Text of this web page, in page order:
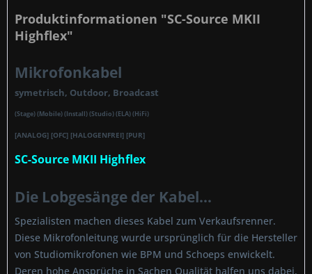
Produktinformationen "SC-Source MKII
Highflex"
Mikrofonkabel
symetrisch, Outdoor, Broadcast
(Stage) (Mobile) (Install) (Studio) (ELA) (HiFi)
[ANALOG] [OFC] [HALOGENFREI] [PUR]
SC-Source MKII Highflex
Die Lobgesänge der Kabel...
Spezialisten machen dieses Kabel zum Verkaufsrenner.
Diese Mikrofonleitung wurde ursprünglich für die Hersteller
von Studiomikrofonen wie BPM und Schoeps enwickelt.
Deren hohe Ansprüche in Sachen Qualität halfen uns dabei,